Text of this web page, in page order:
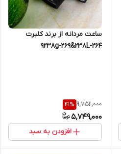
ساعت مردانه از برند کلبرت
9238g-269&238L-264
9,752,000
41%
5,749,000
افزودن به سبد